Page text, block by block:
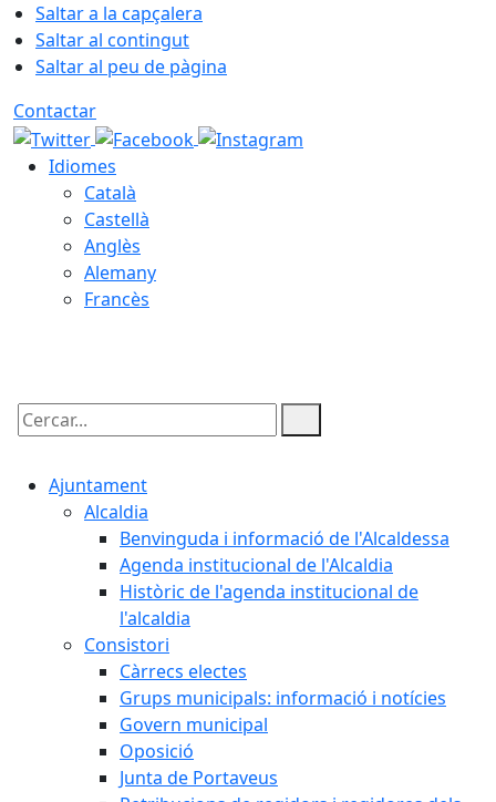
Saltar a la capçalera
Saltar al contingut
Saltar al peu de pàgina
Contactar
Idiomes
Català
Castellà
Anglès
Alemany
Francès
Cercar:
Ajuntament
Alcaldia
Benvinguda i informació de l'Alcaldessa
Agenda institucional de l'Alcaldia
Històric de l'agenda institucional de
l'alcaldia
Consistori
Càrrecs electes
Grups municipals: informació i notícies
Govern municipal
Oposició
Junta de Portaveus